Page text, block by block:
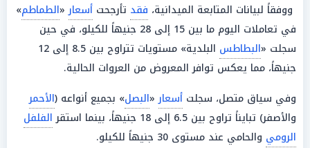
ووفقاً لبيانات المتابعة الميدانية، فقد تأرجحت أسعار«الطماطم»
في تعاملات اليوم ما بين 15 إلى 28 جنيهاً للكيلو، في حين
سجلت «البطاطس
البلدية» مستويات تتراوح بين 8.5 إلى 12
جنيهاً، مما يعكس توافر المعروض من العروات الحالية.
وفي سياق متصل، سجلت أسعار«البصل» بجميع أنواعه (الأحمر
والأصفر) تبايناً تراوح بين 6.5 إلى 18 جنيهاً، بينما استقر
الفلفل
الرومي والحامي عند مستوى 30 جنيهاً للكيلو.